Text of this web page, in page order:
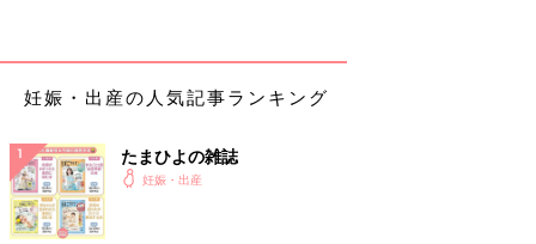
妊娠・出産の人気記事ランキング
たまひよの雑誌
妊娠・出産